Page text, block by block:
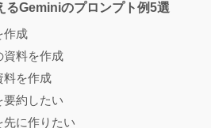
るGeminiのプロンプト例5選
作成
料を作成
を作成
約したい
に作りたい